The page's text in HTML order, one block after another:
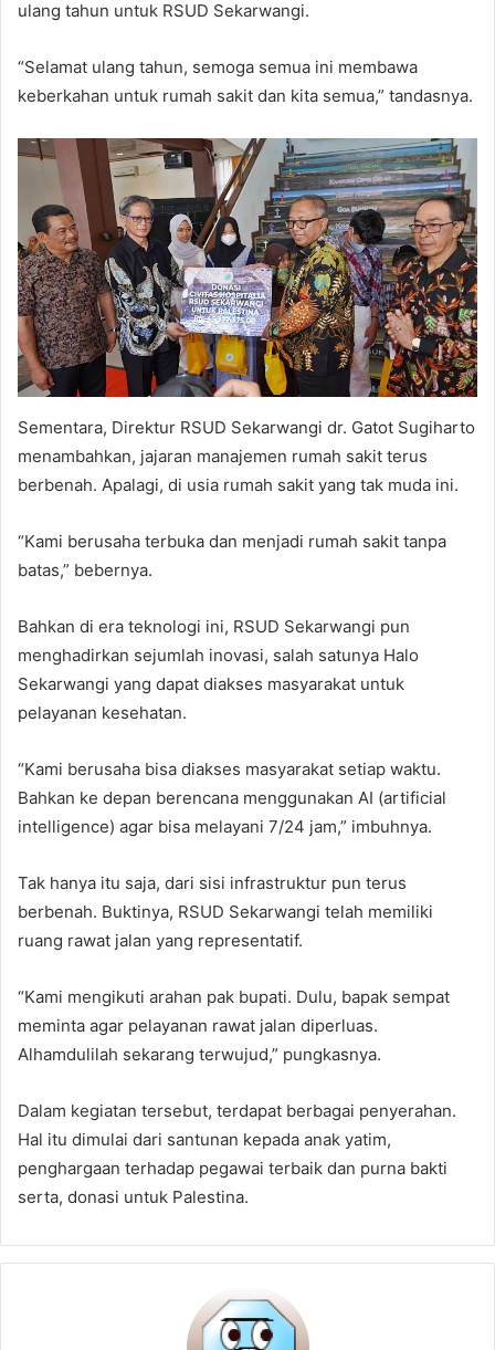
ulang tahun untuk RSUD Sekarwangi.
“Selamat ulang tahun, semoga semua ini membawa
keberkahan untuk rumah sakit dan kita semua,” tandasnya.
Sementara, Direktur RSUD Sekarwangi dr. Gatot Sugiharto
menambahkan, jajaran manajemen rumah sakit terus
berbenah. Apalagi, di usia rumah sakit yang tak muda ini.
“Kami berusaha terbuka dan menjadi rumah sakit tanpa
batas,” bebernya.
Bahkan di era teknologi ini, RSUD Sekarwangi pun
menghadirkan sejumlah inovasi, salah satunya Halo
Sekarwangi yang dapat diakses masyarakat untuk
pelayanan kesehatan.
“Kami berusaha bisa diakses masyarakat setiap waktu.
Bahkan ke depan berencana menggunakan AI (artificial
intelligence) agar bisa melayani 7/24 jam,” imbuhnya.
Tak hanya itu saja, dari sisi infrastruktur pun terus
berbenah. Buktinya, RSUD Sekarwangi telah memiliki
ruang rawat jalan yang representatif.
“Kami mengikuti arahan pak bupati. Dulu, bapak sempat
meminta agar pelayanan rawat jalan diperluas.
Alhamdulilah sekarang terwujud,” pungkasnya.
Dalam kegiatan tersebut, terdapat berbagai penyerahan.
Hal itu dimulai dari santunan kepada anak yatim,
penghargaan terhadap pegawai terbaik dan purna bakti
serta, donasi untuk Palestina.